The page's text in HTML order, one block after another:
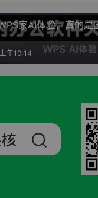
家AI体验，真的是
午10:14